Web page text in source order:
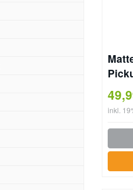
inkl.